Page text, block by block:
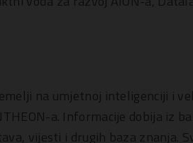
na umjetnoj inteligenciji i
a. Informacije dobija iz
vijesti i drugih baza znanja.